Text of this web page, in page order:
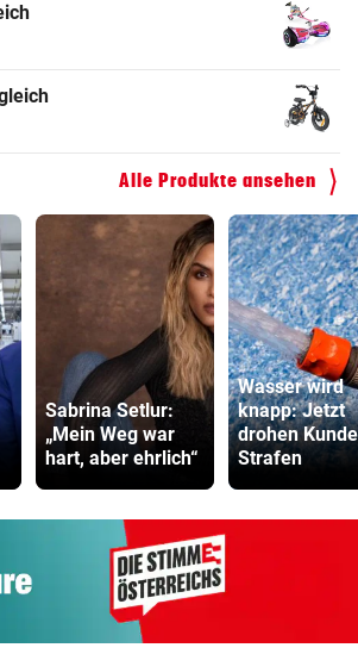
Alle Produkte ansehen
Sabrina Setlur:
„Mein Weg war
hart, aber ehrlich“
Wasser wird
knapp: Jetzt
drohen
Strafen